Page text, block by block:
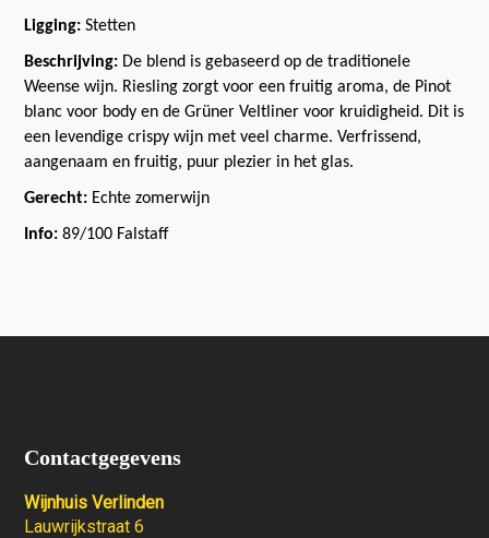
Ligging: Stetten
Beschrijving: De blend is gebaseerd op de traditionele
Weense wijn. Riesling zorgt voor een fruitig aroma, de Pinot
blanc voor body en de Grüner Veltliner voor kruidigheid. Dit is
een levendige crispy wijn met veel charme. Verfrissend,
aangenaam en fruitig, puur plezier in het glas.
Gerecht: Echte zomerwijn
Info:89/100 Falstaff
Contactgegevens
Wijnhuis Verlinden
Lauwrijkstraat 6